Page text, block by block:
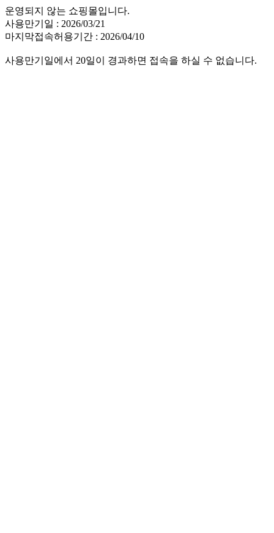
운영되지 않는 쇼핑몰입니다.
사용만기일 : 2026/03/21
마지막접속허용기간 : 2026/04/10
사용만기일에서 20일이 경과하면 접속을 하실 수 없습니다.